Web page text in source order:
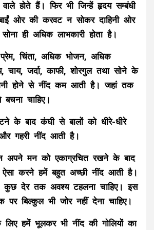
होते हैं। फिर भी जिन्हें हृदय सम्बंधी
ओर की करवट न सोकर दाहिनी ओर
ही अधिक लाभकारी होता है।
चिंता, अधिक भोजन, अधिक
चाय, जर्दा, काफी, शोरगुल तथा सोने के
होने से नींद कम आती है। जहां तक
चाहिए।
के बाद कंघी से बालों को धीरे-धीरे
गहरी नींद आती है।
अपने मन को एकाग्रचित रखने के बाद
ऐसा करने हमें बहुत अच्छी नींद आती है।
देर तक अवश्य टहलना चाहिए। इस
पर बिल्कुल भी जोर नहीं देना चाहिए।
हमें भूलकर भी नींद की गोलियों का